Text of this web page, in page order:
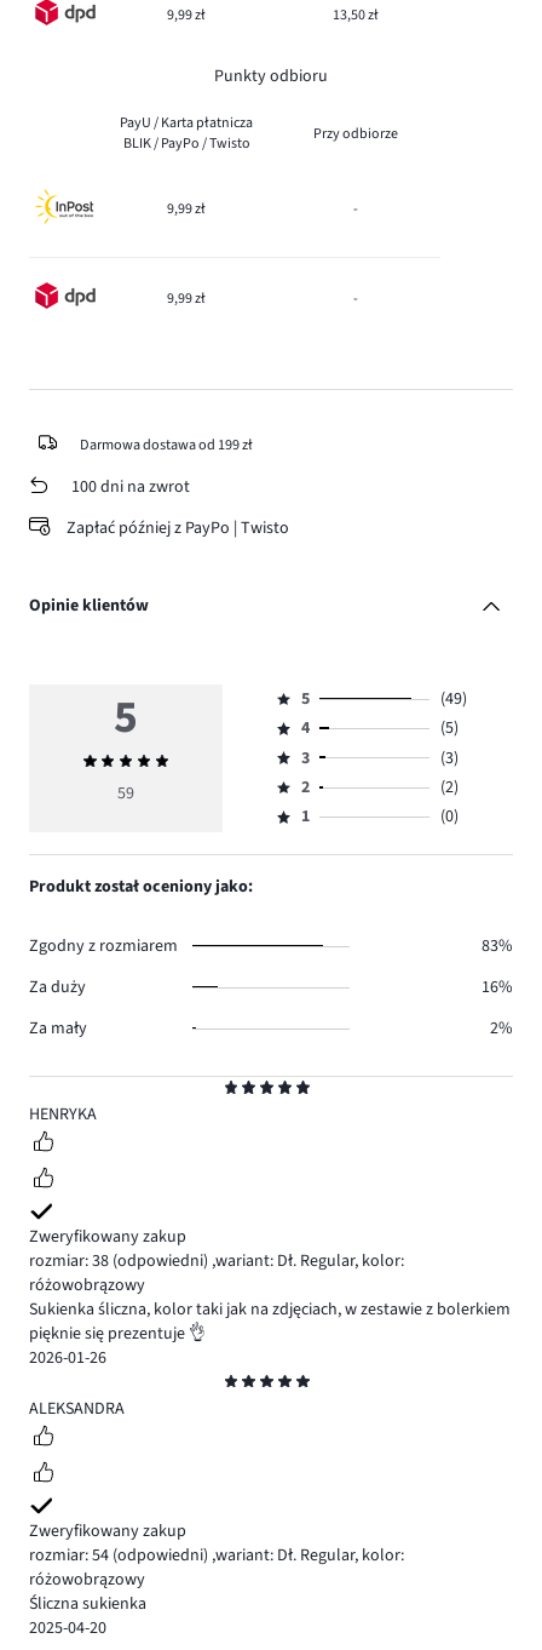
9,99 zł 13,50 zł
Punkty odbioru
PayU / Karta płatnicza
BLIK / PayPo / Twisto
Przy odbiorze
9,99 zł -
9,99 zł -
Darmowa dostawa od 199 zł
100 dni na zwrot
Zapłać później z PayPo | Twisto
Opinie klientów
5
HENRYKA
Zweryfikowany zakup
rozmiar: 38 (odpowiedni) ,wariant: Dł. Regular, kolor:
różowobrązowy
Sukienka śliczna, kolor taki jak na zdjęciach, w zestawie z bolerkiem
pięknie się prezentuje 👌
2026-01-26
5
ALEKSANDRA
Zweryfikowany zakup
rozmiar: 54 (odpowiedni) ,wariant: Dł. Regular, kolor:
różowobrązowy
Śliczna sukienka
2025-04-20
5
Średnia
ocena
59
Ocena
5,
ilość
głosów
49.
5
(49)
Ocena
4,
ilość
głosów
4
(5)
Ocena
3,
ilość
3
(3)
Ocena
2,
2
(2)
Ocena
1,
1 (0)
Produkt został oceniony jako:
Zgodny z rozmiarem
83%
Za duży
16%
Za mały
2%